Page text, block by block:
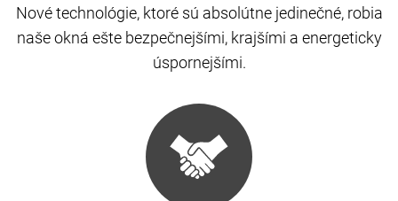
Nové technológie, ktoré sú absolútne jedinečné, robia
naše okná ešte bezpečnejšími, krajšími a energeticky
úspornejšími.